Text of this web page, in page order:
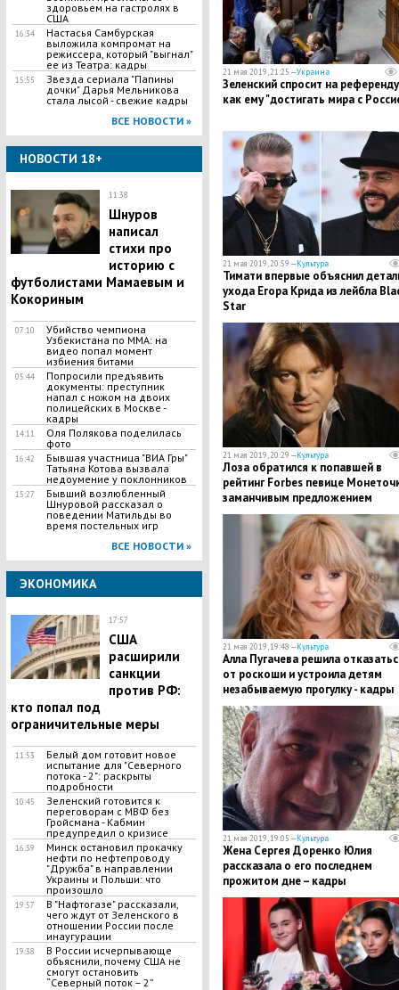
здоровьем на гастролях в
США
16:34
Настасья Самбурская
выложила компромат на
режиссера, который "выгнал"
ее из Театра: кадры
15:55
Звезда сериала "Папины
дочки" Дарья Мельникова
стала лысой - свежие кадры
ВСЕ НОВОСТИ »
НОВОСТИ 18+
11:38
Шнуров
написал
стихи про
историю с
футболистами Мамаевым и
Кокориным
07:10
Убийство чемпиона
Узбекистана по MMA: на
видео попал момент
избиения битами
05:44
Попросили предъявить
документы: преступник
напал с ножом на двоих
полицейских в Москве -
кадры
14:11
Оля Полякова поделилась
фото
16:42
Бывшая участница "ВИА Гры"
Татьяна Котова вызвала
недоумение у поклонников
15:27
Бывший возлюбленный
Шнуровой рассказал о
поведении Матильды во
время постельных игр
ВСЕ НОВОСТИ »
ЭКОНОМИКА
17:57
США
расширили
санкции
против РФ:
кто попал под
ограничительные меры
11:53
Белый дом готовит новое
испытание для "Северного
потока - 2": раскрыты
подробности
10:45
​Зеленский готовится к
переговорам с МВФ без
Гройсмана - Кабмин
предупредил о кризисе
16:39
Минск остановил прокачку
нефти по нефтепроводу
"Дружба" в направлении
Украины и Польши: что
произошло
19:57
В "Нафтогазе" рассказали,
чего ждут от Зеленского в
отношении России после
инаугурации
19:38
В России исчерпывающе
объяснили, почему США не
смогут остановить
“Северный поток – 2”
21 мая 2019, 21:25 —Украина
Зеленский спросит на
как ему "достигать мира с
21 мая 2019, 20:59 —Культура
Тимати впервые объяснил
ухода Егора Крида из лейбла
Star
21 мая 2019, 20:29 —Культура
Лоза обратился к попавшей в
рейтинг Forbes певице
заманчивым предложением
21 мая 2019, 19:48 —Культура
Алла Пугачева решила
от роскоши и устроила детям
незабываемую прогулку - кадры
21 мая 2019, 19:05 —Культура
Жена Сергея Доренко Юлия
рассказала о его последнем
прожитом дне – кадры